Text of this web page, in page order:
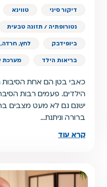
דיקור סיני טווינא
נטורופתיה / תזונה טבעית
ביופידבק לחץ, חרדה,
בריאות הילד מערכת
כאבי בטן הם אחת הסיבות
הילדים. פעמים רבות
ישנם גם לא מעט מצבים
ברורה וניתנת…
קרא עוד